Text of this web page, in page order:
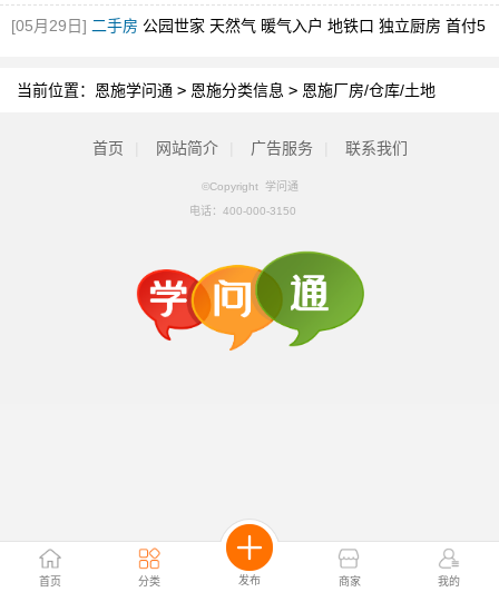
首页 分类 发布 商家 我的
[05月29日] 二手房 公园世家 天然气 暖气入户 地铁口 独立厨房 首付5
当前位置：
恩施学问通 > 恩施分类信息 > 恩施厂房/仓库/土地
首页 网站简介 广告服务 联系我们
©Copyright 学问通
电话： 400-000-3150